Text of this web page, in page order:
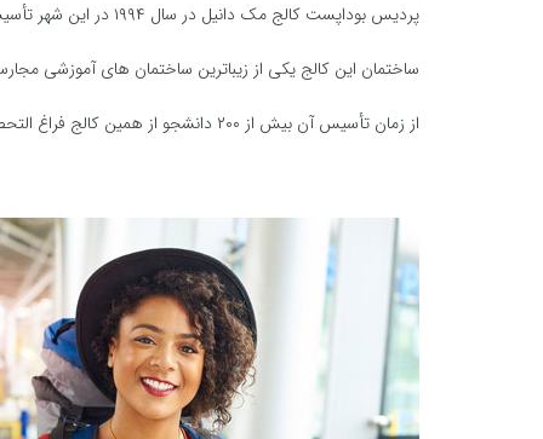
پردیس بوداپست کالج مک دانیل در سال ۱۹۹۴ در این شهر تأسیس شد.
ساختمان این کالج یکی از زیباترین ساختمان های آموزشی
از زمان تأسیس آن بیش از ۲۰۰ دانشجو از همین کالج فراغ التحصیل شده اند.